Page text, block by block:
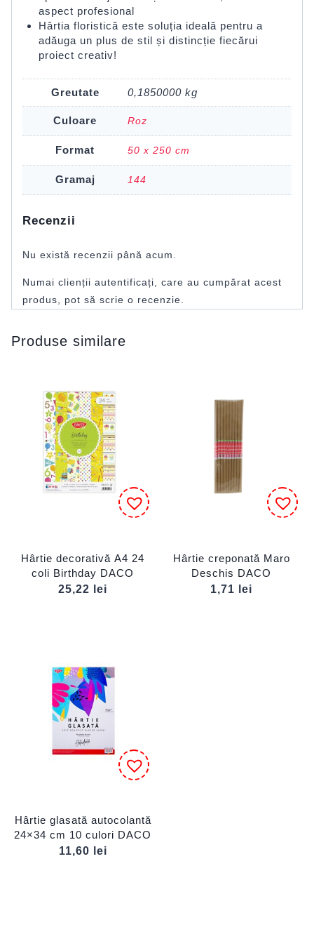
aspect profesional
Hârtia floristică este soluția ideală pentru a
adăuga un plus de stil și distincție fiecărui
proiect creativ!
Greutate 0,1850000 kg
Culoare Roz
Format 50 x 250 cm
Gramaj 144
Recenzii
Nu există recenzii până acum.
Numai clienții autentificați, care au cumpărat acest
produs, pot să scrie o recenzie.
Produse similare
Hârtie decorativă A4 24
coli Birthday DACO
25,22
lei
Hârtie creponată Maro
Deschis DACO
1,71
lei
Hârtie glasată autocolantă
24×34 cm 10 culori DACO
11,60
lei